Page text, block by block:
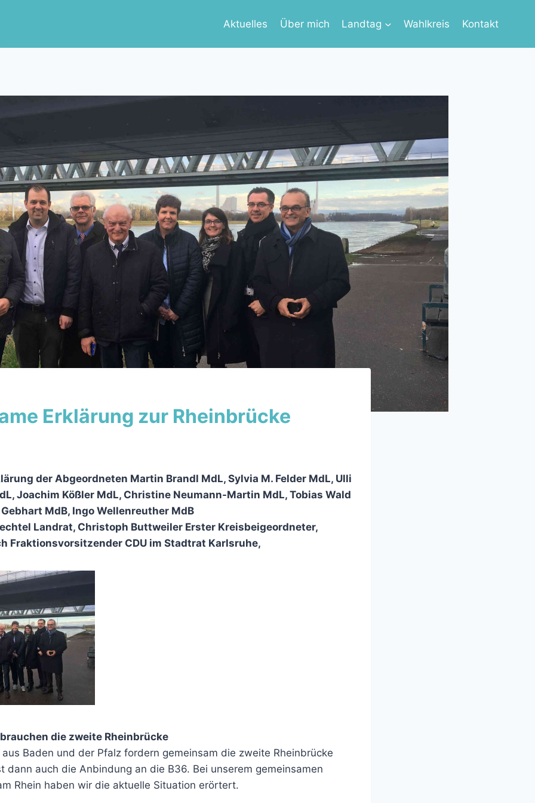
Aktuelles Über mich Landtag Wahlkreis Kontakt
Erklärung zur Rheinbrücke
der Abgeordneten Martin Brandl MdL, Sylvia M. Felder MdL, Ulli
Joachim Kößler MdL, Christine Neumann-Martin MdL, Tobias Wald
MdB, Ingo Wellenreuther MdB
Landrat, Christoph Buttweiler Erster Kreisbeigeordneter,
Fraktionsvorsitzender CDU im Stadtrat Karlsruhe,
die zweite Rheinbrücke
Baden und der Pfalz fordern gemeinsam die zweite Rheinbrücke
dann auch die Anbindung an die B36. Bei unserem gemeinsamen
Rhein haben wir die aktuelle Situation erörtert.